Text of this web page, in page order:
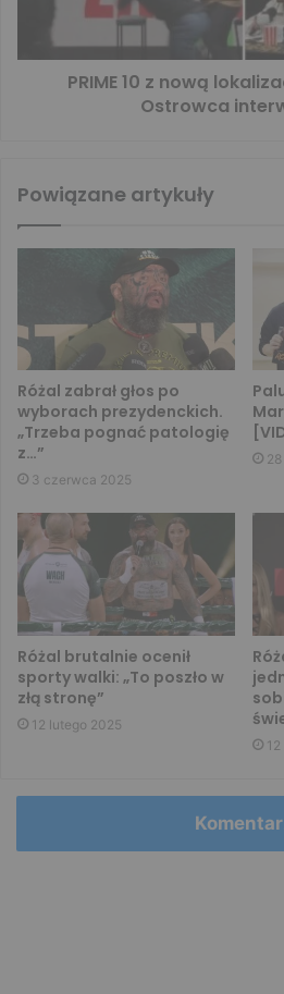
PRIME 10 z nową
Ostrowca
Powiązane artykuły
Różal zabrał głos po
wyborach prezydenckich.
„Trzeba pognać patologię
z…”
3 czerwca 2025
Różal brutalnie ocenił
sporty walki: „To poszło w
złą stronę”
12 lutego 2025